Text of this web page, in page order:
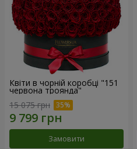
Квіти в чорній коробці "151
червона троянда"
15 075 грн
Замовити